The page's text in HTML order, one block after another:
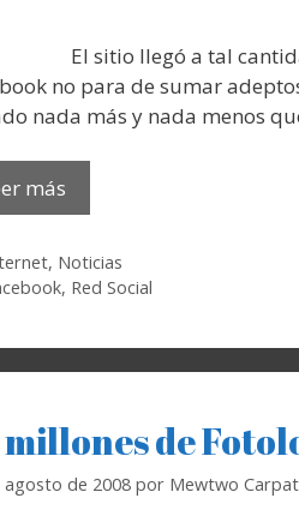
llegó a tal cantidad de
no para de sumar
nada más y nada menos
más
, Noticias
, Red Social
de
agosto de 2008 por Mewtwo